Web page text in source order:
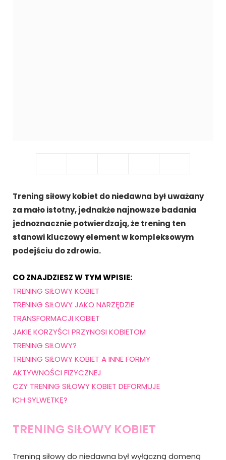
Trening siłowy kobiet do niedawna był uważany
za mało istotny, jednakże najnowsze badania
jednoznacznie potwierdzają, że trening ten
stanowi kluczowy element w kompleksowym
podejściu do zdrowia.
CO ZNAJDZIESZ W TYM WPISIE:
TRENING SIŁOWY KOBIET
TRENING SIŁOWY JAKO NARZĘDZIE
TRANSFORMACJI KOBIET
JAKIE KORZYŚCI PRZYNOSI KOBIETOM
TRENING SIŁOWY?
TRENING SIŁOWY KOBIET A INNE FORMY
AKTYWNOŚCI FIZYCZNEJ
CZY TRENING SIŁOWY KOBIET DEFORMUJE
ICH SYLWETKĘ?
TRENING SIŁOWY KOBIET
Trening siłowy do niedawna był wyłączną domeną